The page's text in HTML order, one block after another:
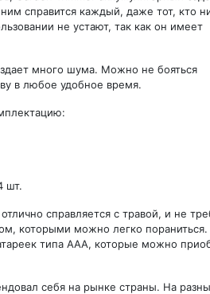
справится каждый, даже тот, кто
не устают, так как он имеет
много шума. Можно не бояться
в любое удобное время.
шт.
справляется с травой, и не
которыми можно легко пораниться.
типа ААА, которые можно
себя на рынке страны. На